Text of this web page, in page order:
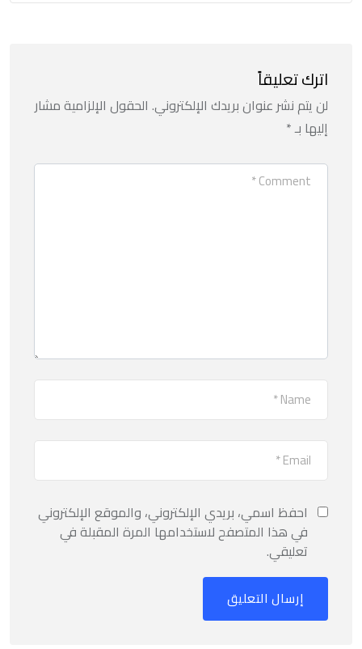
اترك تعليقاً
لن يتم نشر عنوان بريدك الإلكتروني. الحقول الإلزامية مشار
إليها بـ*
احفظ اسمي، بريدي الإلكتروني، والموقع الإلكتروني
في هذا المتصفح لاستخدامها المرة المقبلة في
تعليقي.